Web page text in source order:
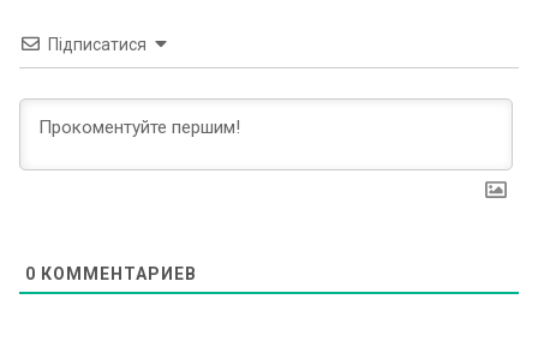
Підписатися
0 КОММЕНТАРИЕВ